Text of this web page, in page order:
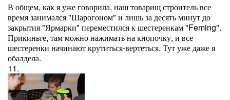
В общем, как я уже говорила, наш товарищ строитель все
время занимался "Шарогоном" и лишь за десять минут до
закрытия "Ярмарки" переместился к шестеренкам "Feming".
Прикиньте, там можно нажимать на кнопочку, и все
шестеренки начинают крутиться-вертеться. Тут уже даже я
обалдела.
11.